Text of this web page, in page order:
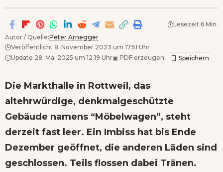
Autor / Quelle:Peter Arnegger
Veröffentlicht 8. November 2023 um 17.51 Uhr
Update 28. Mai 2025 um 12.19 Uhr▣ PDF erzeugen
Lesezeit 6 Min.
Die Markthalle in Rottweil, das
altehrwürdige, denkmalgeschützte
Gebäude namens “Möbelwagen”, steht
derzeit fast leer. Ein Imbiss hat bis Ende
Dezember geöffnet, die anderen Läden sind
geschlossen. Teils flossen dabei Tränen.